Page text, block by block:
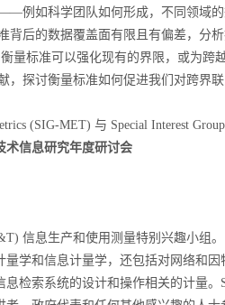
例如科学团队如何形成，不同领域
背后的数据覆盖面有限且有偏差，分
衡量标准可以强化现有的界限，或为跨
，探讨衡量标准如何促进我们对跨界
(SIG-MET) 与 Special Interest
术信息研究年度研讨会
信息生产和使用测量特别兴趣小组
学和信息计量学，还包括对网络和
检索系统的设计和操作相关的计量。